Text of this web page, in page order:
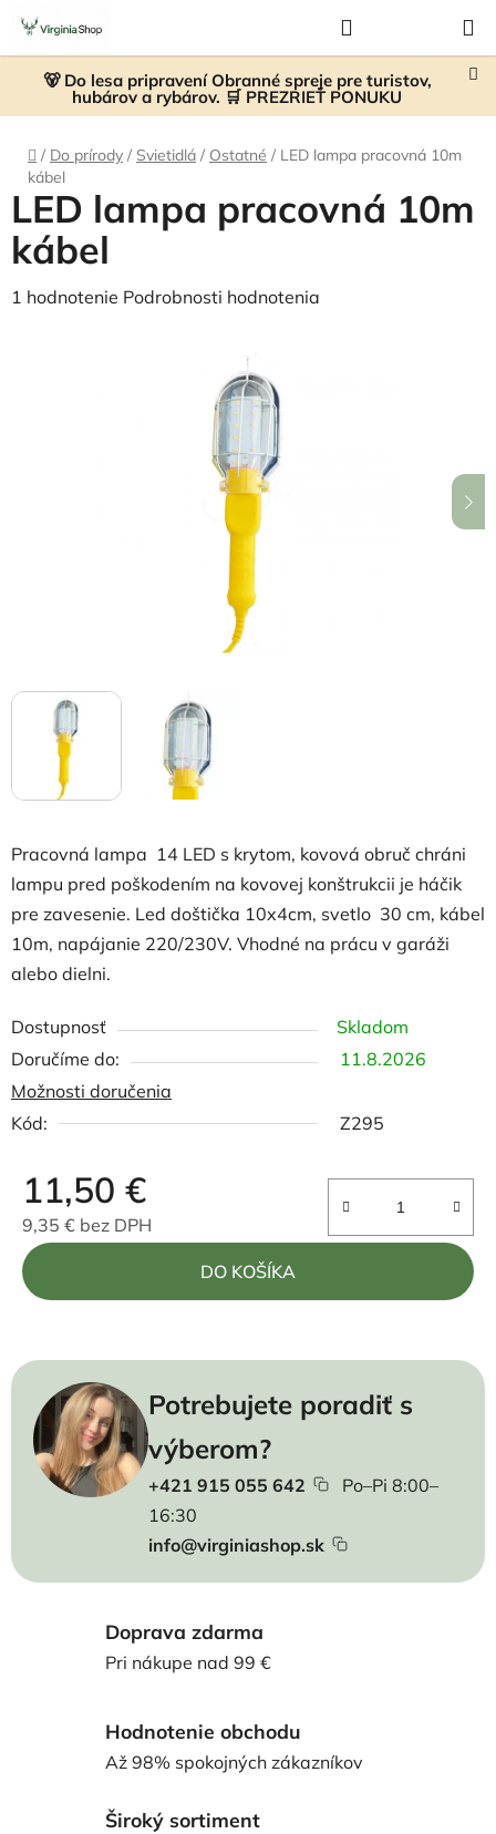
Prejsť
obsah
🐻 Do lesa pripravení Obranné spreje pre turistov,
hubárov a rybárov. 🛒 PREZRIEŤ PONUKU
KOŠÍK
Domov
/ Do prírody / Svietidlá / Ostatné / LED lampa pracovná 10m
kábel
Pracovná lampa 14 LED s krytom, kovová obruč chráni
lampu pred poškodením na kovovej konštrukcii je háčik
pre zavesenie. Led doštička 10x4cm, svetlo 30 cm, kábel
10m, napájanie 220/230V. Vhodné na prácu v garáži
alebo dielni.
Dostupnosť
Skladom
11.8.2026
Možnosti doručenia
Kód:
Z295
11,50 €
9,35 € bez DPH
Jednotková cena:
DO KOŠÍKA
Potrebujete poradiť s
výberom?
+421 915 055 642
Po–Pi 8:00–
16:30
info@virginiashop.sk
LED lampa pracovná 10m
kábel
Priemerné
1 hodnotenie Podrobnosti hodnotenia
Doprava zdarma
Pri nákupe nad 99 €
Hodnotenie obchodu
Až 98% spokojných zákazníkov
Široký sortiment